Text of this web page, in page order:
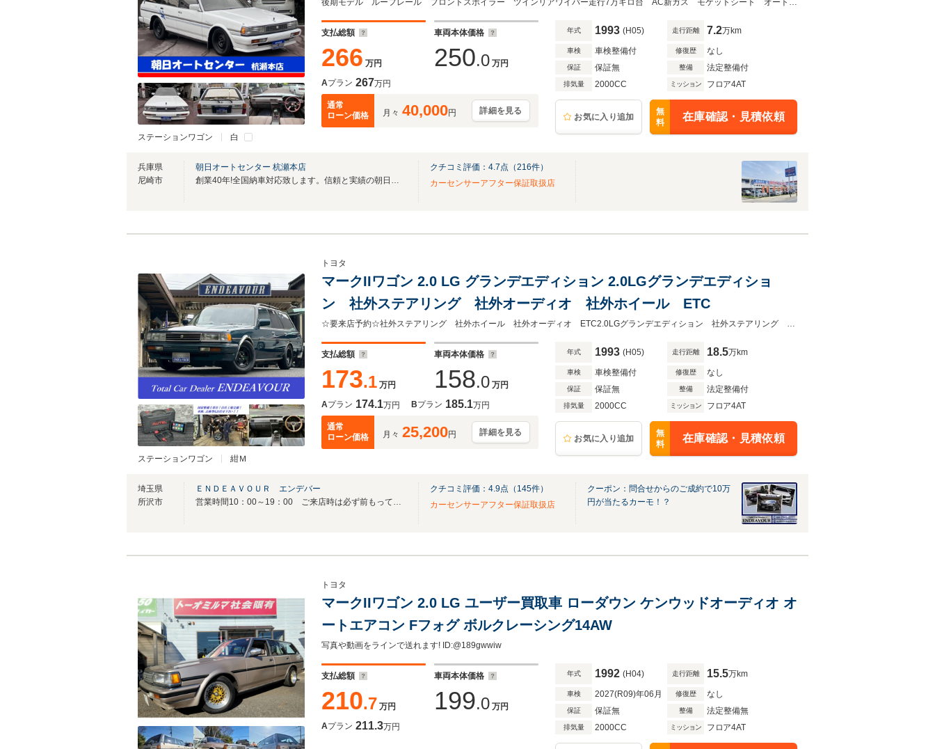
ステーションワゴン 白
ス モケットシート オートライト ウッドステアリング 修復歴なし 禁
煙車
後期モデル ルーフレール フロントスポイラー ツインリアワイパー走行7万キロ台 AC新ガス モケットシート オートライト ウッドステア 下回り腐食なし 機関良好 禁煙
支払総額
266 万円
車両本体価格
250.0 万円
Aプラン 267万円
通常
ローン価格
月々 40,000円 詳細を見る
年式 1993 (H05) 走行距離 7.2万km
車検 車検整備付 修復歴 なし
保証 保証無 整備 法定整備付
排気量 2000CC ミッション フロア4AT
お気に入り追加
無
料
在庫確認・見積依頼
兵庫県
尼崎市
朝日オートセンター 杭瀬本店
創業40年!全国納車対応致します。信頼と実績の朝日オートセンター。
クチコミ評価： 4.7点（216件）
カーセンサーアフター保証取扱店
ステーションワゴン 紺Ｍ
トヨタ
マークIIワゴン 2.0 LG グランデエディション 2.0LGグランデエディショ
ン 社外ステアリング 社外オーディオ 社外ホイール ETC
☆要来店予約☆社外ステアリング 社外ホイール 社外オーディオ ETC2.0LGグランデエディション 社外ステアリング 社外オーディオ 社外ホイール ETC
支払総額
173.1 万円
車両本体価格
158.0 万円
Aプラン 174.1万円 Bプラン 185.1万円
通常
ローン価格
月々 25,200円 詳細を見る
年式 1993 (H05) 走行距離 18.5万km
車検 車検整備付 修復歴 なし
保証 保証無 整備 法定整備付
排気量 2000CC ミッション フロア4AT
お気に入り追加
無
料
在庫確認・見積依頼
埼玉県
所沢市
ＥＮＤＥＡＶＯＵＲ エンデバー
営業時間10：00～19：00 ご来店時は必ず前もってご連絡をお願い致します。
クチコミ評価： 4.9点（ 145件）
カーセンサーアフター保証取扱店
クーポン：問合せからのご成約で10万
円が当たるカーモ！？
トヨタ
マークIIワゴン 2.0 LG ユーザー買取車 ローダウン ケンウッドオーディオ オ
ートエアコン Fフォグ ボルクレーシング14AW
写真や動画をラインで送れます! ID:@189gwwiw
支払総額
210.7 万円
車両本体価格
199.0 万円
Aプラン 211.3万円
年式 1992 (H04) 走行距離 15.5万km
車検 2027(R09)年06月 修復歴 なし
保証 保証無 整備 法定整備無
排気量 2000CC ミッション フロア4AT